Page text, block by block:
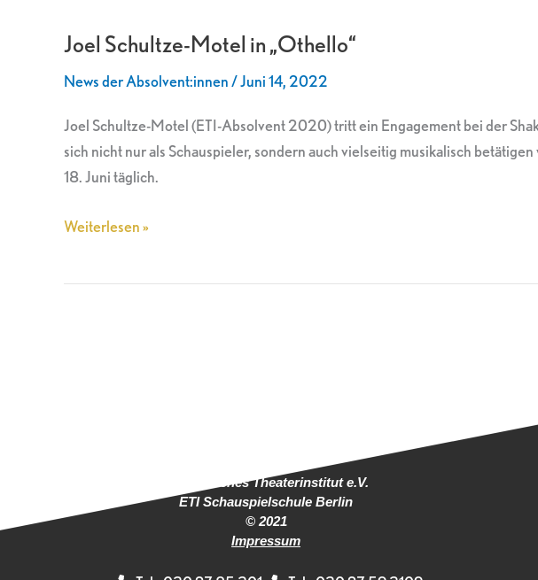
Joel Schultze-Motel in „Othello“
News der Absolvent:innen/Juni 14, 2022
Joel Schultze-Motel (ETI-Absolvent 2020) tritt ein Engagement bei der
sich nicht nur als Schauspieler, sondern auch vielseitig musikalisch
18. Juni täglich.
Motel
„Othello“
Weiterlesen »
Europäisches Theaterinstitut e.V.
ETI Schauspielschule Berlin
© 2021
Impressum